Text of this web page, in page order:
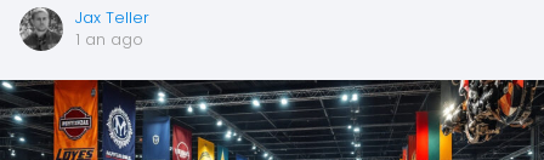
Jax Teller
1 an ago